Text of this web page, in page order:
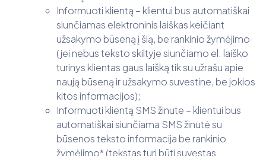
Informuoti klientą – klientui bus automatiškai
siunčiamas elektroninis laiškas keičiant
užsakymo būseną į šią, be rankinio žymėjimo
(jei nebus teksto skiltyje siunčiamo el. laiško
turinys klientas gaus laišką tik su užrašu apie
naują būseną ir užsakymo suvestine, be jokios
kitos informacijos);
Informuoti klientą SMS žinute – klientui bus
automatiškai siunčiama SMS žinutė su
būsenos teksto informacija be rankinio
žymėjimo* (tekstas turi būti suvestas